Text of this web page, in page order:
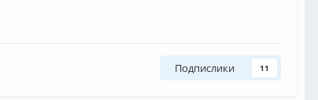
Подпислики 11